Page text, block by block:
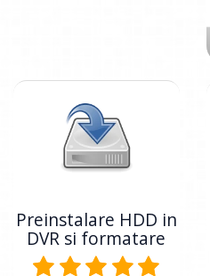
Preinstalare HDD in
DVR si formatare